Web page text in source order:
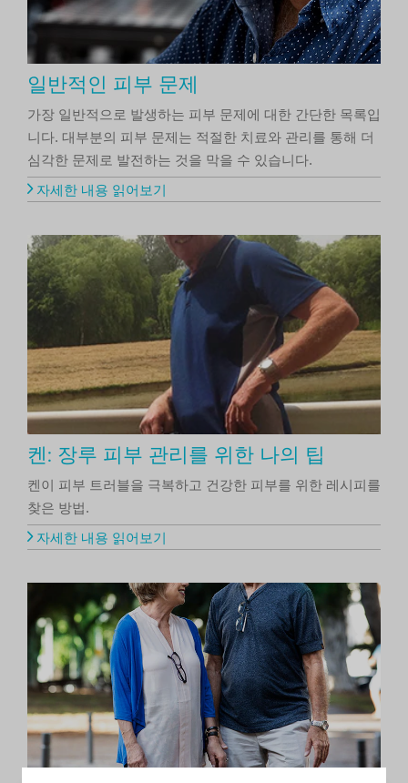
일반적인 피부 문제
가장 일반적으로 발생하는 피부 문제에 대한 간단한 목록입
니다. 대부분의 피부 문제는 적절한 치료와 관리를 통해 더
심각한 문제로 발전하는 것을 막을 수 있습니다.
자세한 내용 읽어보기
켄: 장루 피부 관리를 위한 나의 팁
켄이 피부 트러블을 극복하고 건강한 피부를 위한 레시피를
찾은 방법.
자세한 내용 읽어보기